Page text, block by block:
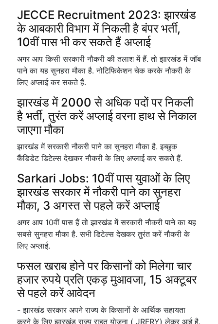
JECCE Recruitment 2023: झारखंड
के आबकारी विभाग में निकली है बंपर भर्ती,
10वीं पास भी कर सकते हैं अप्लाई
अगर आप किसी सरकारी नौकरी की तलाश में हैं. तो झारखंड में जॉब
पाने का यह सुनहरा मौका है. नोटिफिकेशन चेक करके नौकरी के
लिए अप्लाई कर सकते हैं.
झारखंड में 2000 से अधिक पदों पर निकली
है भर्ती, तुरंत करें अप्लाई वरना हाथ से निकाल
जाएगा मौका
झारखंड में सरकारी नौकरी पाने का सुनहरा मौका है. इच्छुक
कैंडिडेट डिटेल्स देखकर नौकरी के लिए अप्लाई कर सकते हैं.
Sarkari Jobs: 10वीं पास युवाओं के लिए
झारखंड सरकार में नौकरी पाने का सुनहरा
मौका, 3 अगस्त से पहले करें अप्लाई
अगर आप 10वीं पास हैं तो झारखंड में सरकारी नौकरी पाने का यह
सबसे सुनहरा मौका है. सभी डिटेल्स देखकर तुरंत करें नौकरी के
लिए अप्लाई.
फसल खराब होने पर किसानों को मिलेगा चार
हजार रुपये प्रति एकड़ मुआवजा, 15 अक्टूबर
से पहले करें आवेदन
- झारखंड सरकार अपने राज्य के किसानों के आर्थिक सहायता
करने के लिए झारखंड राज्य राहत योजना ( JRFRY) लेकर आई है.